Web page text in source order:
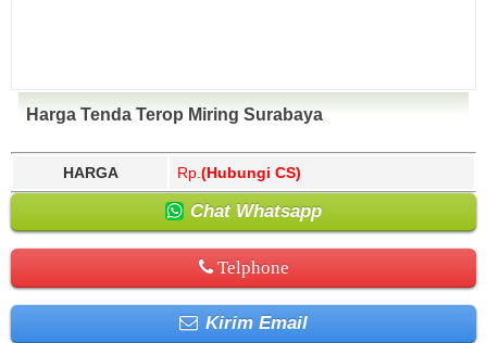
Harga Tenda Terop Miring Surabaya
HARGA Rp. (Hubungi CS)
Chat Whatsapp
Telphone
Kirim Email